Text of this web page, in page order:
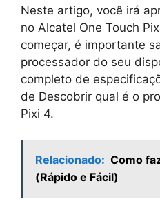
Neste artigo, você irá
no Alcatel One Touch
começar, é importante
processador do seu
completo de
de Descobrir qual é o
Pixi 4.
Relacionado: Como
(Rápido e Fácil)